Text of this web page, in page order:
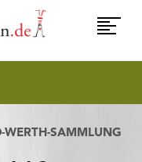
WERTH-SAMMLUNG